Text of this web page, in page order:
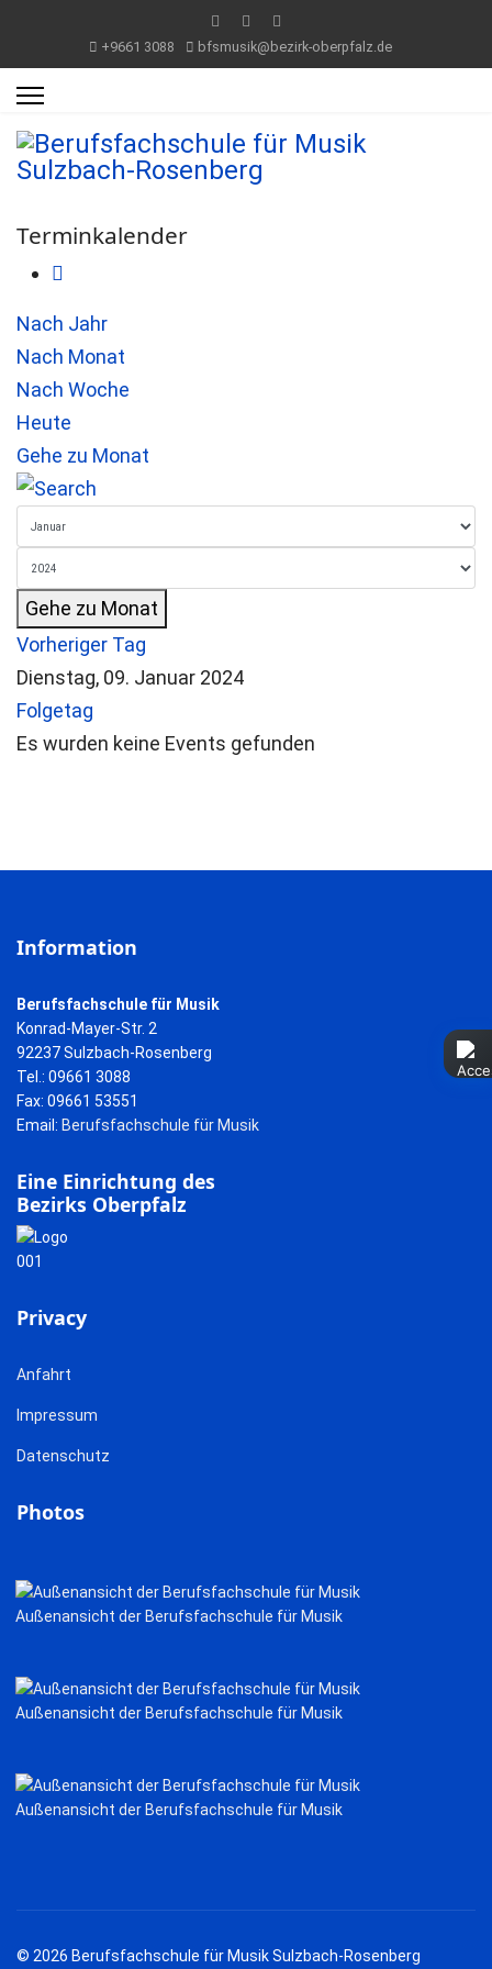
+9661 3088 bfsmusik@bezirk-oberpfalz.de
Terminkalender
Nach Jahr
Nach Monat
Nach Woche
Heute
Gehe zu Monat
Gehe zu Monat
Vorheriger Tag
Dienstag, 09. Januar 2024
Folgetag
Es wurden keine Events gefunden
Information
Berufsfachschule für Musik
Konrad-Mayer-Str. 2
92237 Sulzbach-Rosenberg
Tel.: 09661 3088
Fax: 09661 53551
Email: Berufsfachschule für Musik
Eine Einrichtung des
Bezirks Oberpfalz
Privacy
Anfahrt
Impressum
Datenschutz
Photos
Außenansicht der Berufsfachschule für Musik
Außenansicht der Berufsfachschule für Musik
Außenansicht der Berufsfachschule für Musik
© 2026 Berufsfachschule für Musik Sulzbach-Rosenberg